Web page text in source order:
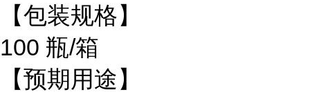
【包装规格】
100 瓶/箱
【预期用途】